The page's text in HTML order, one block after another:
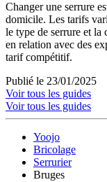
Changer une serrure
domicile. Les tarifs
le type de serrure et
en relation avec des
tarif compétitif.
Publié le 23/01/2025
Voir tous les guides
Voir tous les guides
Yoojo
Bricolage
Serrurier
Bruges